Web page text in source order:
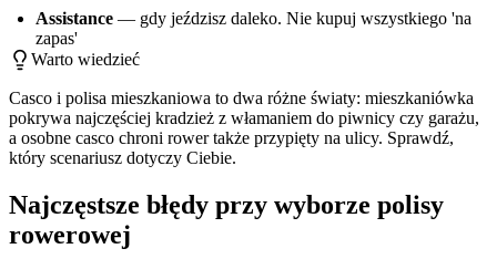
Assistance — gdy jeździsz daleko. Nie kupuj wszystkiego 'na
zapas'
Warto wiedzieć
Casco i polisa mieszkaniowa to dwa różne światy: mieszkaniówka
pokrywa najczęściej kradzież z włamaniem do piwnicy czy garażu,
a osobne casco chroni rower także przypięty na ulicy. Sprawdź,
który scenariusz dotyczy Ciebie.
Najczęstsze błędy przy wyborze polisy
rowerowej